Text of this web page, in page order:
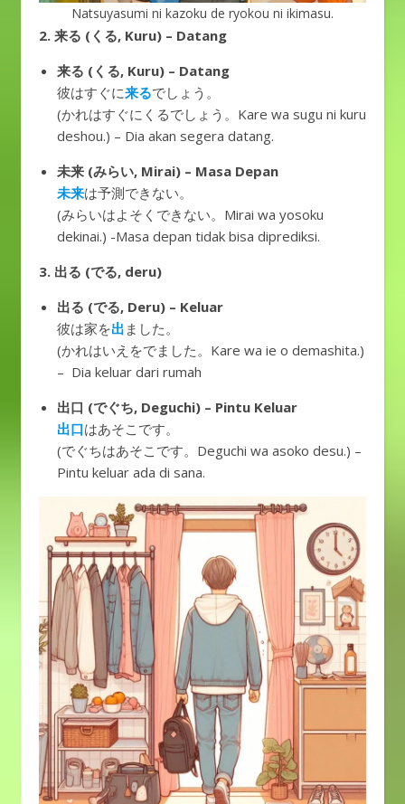
Natsuyasumi ni kazoku de ryokou ni ikimasu.
2. 来る (くる, Kuru) – Datang
来る (くる, Kuru) – Datang
彼はすぐに来るでしょう。
(かれはすぐにくるでしょう。Kare wa sugu ni kuru
deshou.) – Dia akan segera datang.
未来 (みらい, Mirai) – Masa Depan
未来は予測できない。
(みらいはよそくできない。Mirai wa yosoku
dekinai.) -Masa depan tidak bisa diprediksi.
3. 出る (でる, deru)
出る (でる, Deru) – Keluar
彼は家を出 ました。
(かれはいえをでました。Kare wa ie o demashita.)
– Dia keluar dari rumah
出口 (でぐち, Deguchi) – Pintu Keluar
出口はあそこです。
(でぐちはあそこです。Deguchi wa asoko desu.) –
Pintu keluar ada di sana.